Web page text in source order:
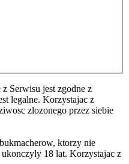
Serwisu jest zgodne z
legalne. Korzystajac z
zlozonego przez siebie
ktorzy nie
18 lat. Korzystajac z